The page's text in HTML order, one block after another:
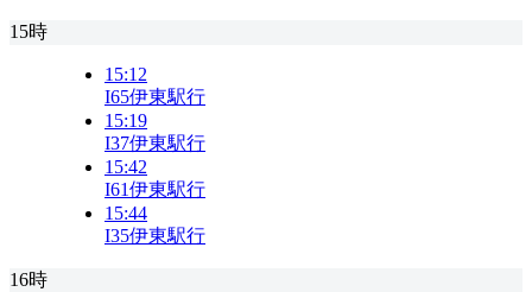
15時
15:12
I65伊東駅行
15:19
I37伊東駅行
15:42
I61伊東駅行
15:44
I35伊東駅行
16時